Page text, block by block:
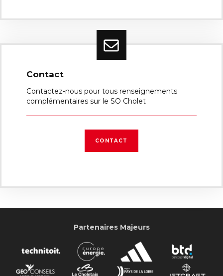
Contact
Contactez-nous pour tous renseignements
complémentaires sur le SO Cholet
CONTACT
Partenaires Majeurs